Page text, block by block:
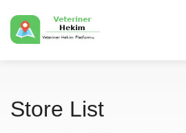
Store List